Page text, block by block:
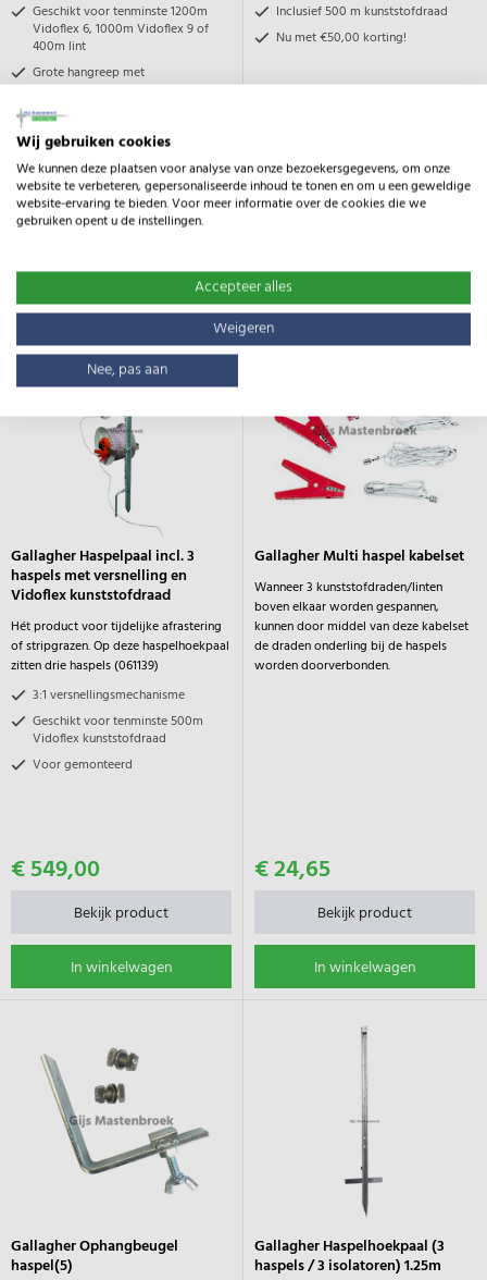
Geschikt voor tenminste 1200m
Vidoflex 6, 1000m Vidoflex 9 of
400m lint
Grote hangreep met
knokkelbescherming
€ 139,00
Bekijk product
In winkelwagen
Inclusief 500 m kunststofdraad
Nu met €50,00 korting!
€ 119,00
In winkelwagen
Gallagher Haspelpaal incl. 3
haspels met versnelling en
Vidoflex kunststofdraad
Hét product voor tijdelijke afrastering
of stripgrazen. Op deze haspelhoekpaal
zitten drie haspels (061139)
3:1 versnellingsmechanisme
Geschikt voor tenminste 500m
Vidoflex kunststofdraad
Voor gemonteerd
€ 549,00
Bekijk product
In winkelwagen
Gallagher Multi haspel kabelset
Wanneer 3 kunststofdraden/linten
boven elkaar worden gespannen,
kunnen door middel van deze kabelset
de draden onderling bij de haspels
worden doorverbonden.
€ 24,65
Bekijk product
In winkelwagen
Gallagher Ophangbeugel
haspel(5)
Gallagher Haspelhoekpaal (3
haspels / 3 isolatoren) 1.25m
Wij gebruiken cookies
We kunnen deze plaatsen voor analyse van onze bezoekersgegevens, om onze
website te verbeteren, gepersonaliseerde inhoud te tonen en om u een geweldige
website-ervaring te bieden. Voor meer informatie over de cookies die we
gebruiken opent u de instellingen.
Accepteer alles
Weigeren
Nee, pas aan